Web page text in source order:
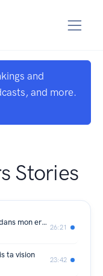
and
and more.
Stories
2026 est le nouveau 2016 : retour dans mon era Emi On Fleek
26:21
ta vision
23:42